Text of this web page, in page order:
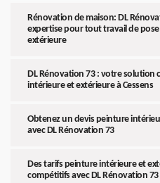
Rénovation de maison: DL
expertise pour tout travail de
extérieure
DL Rénovation 73 : votre solution
intérieure et extérieure à Cessens
Obtenez un devis peinture
avec DL Rénovation 73
Des tarifs peinture intérieure et
compétitifs avec DL Rénovation 73